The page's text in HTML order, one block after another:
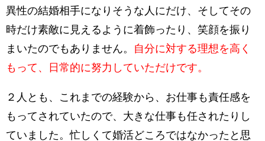
異性の結婚相手になりそうな人にだけ、そしてその
時だけ素敵に見えるように着飾ったり、笑顔を振り
まいたのでもありません。
自分に対する理想を高く
もって、日常的に努力していただけです。
２人とも、これまでの経験から、お仕事も責任感を
もってされていたので、大きな仕事も任されたりし
ていました。忙しくて婚活どころではなかったと思